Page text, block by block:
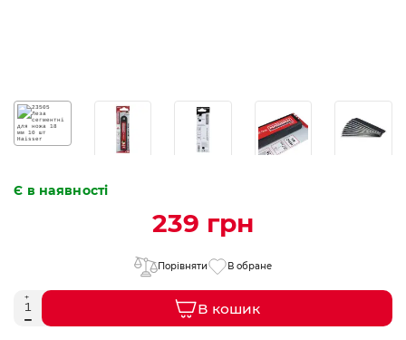
Є в наявності
239 грн
Порівняти В обране
В кошик